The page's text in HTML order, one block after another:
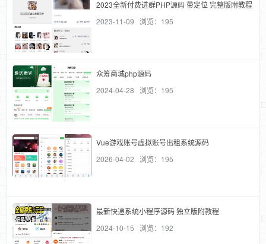
2023全新付费进群PHP源码 带定位 完整版附教程
2023-11-09 浏览：195
众筹商城php源码
2024-04-28 浏览：195
Vue游戏账号虚拟账号出租系统源码
2026-04-02 浏览：195
最新快递系统小程序源码 独立版附教程
2024-10-15 浏览：192